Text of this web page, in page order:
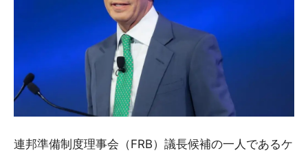
連邦準備制度理事会（FRB）議長候補の一人であるケ